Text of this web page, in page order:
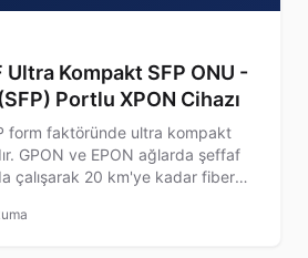
Ultra Kompakt SFP ONU -
Portlu XPON Cihazı
form faktöründe ultra kompakt
GPON ve EPON ağlarda şeffaf
çalışarak 20 km'ye kadar fiber